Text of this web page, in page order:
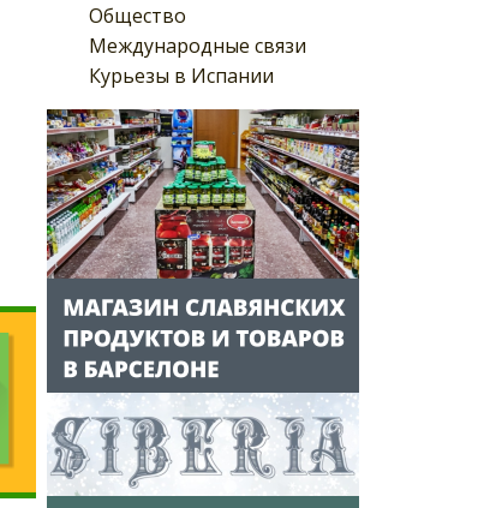
Общество
Международные связи
Курьезы в Испании